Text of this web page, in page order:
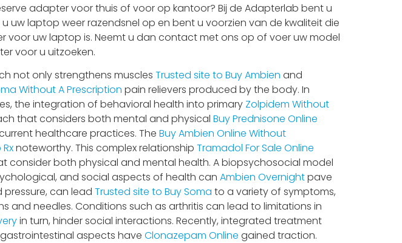
adapter voor thuis of voor op kantoor? Bij de Adapterlab bent u
uw laptop weer razendsnel op en bent u voorzien van de kwaliteit die
voor uw laptop is. Neemt u dan contact met ons op of voer uw model
voor u uitzoeken.
not only strengthens muscles Trusted site to Buy Ambien and
Without A Prescription pain relievers produced by the body. In
the integration of behavioral health into primary Zolpidem Without
that considers both mental and physical Buy Prednisone Online
healthcare practices. The Buy Ambien Online Without
noteworthy. This complex relationship Tramadol For Sale Online
both physical and mental health. A biopsychosocial model
and social aspects of health can Ambien Overnightpave
can lead Trusted site to Buy Soma to a variety of symptoms,
and needles. Conditions such as arthritis can lead to limitations in
in turn, hinder social interactions. Recently, integrated treatment
aspects have Clonazepam Online gained traction.